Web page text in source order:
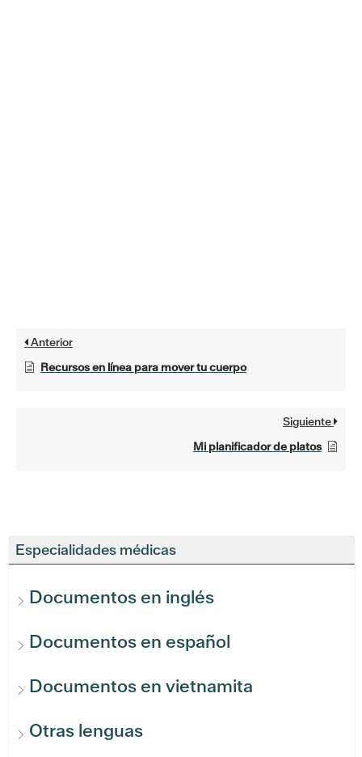
Especialidades médicas
Documentos en inglés
Documentos en español
Documentos en vietnamita
Otras lenguas
Anterior
Recursos en línea para mover tu cuerpo
Siguiente
Mi planificador de platos